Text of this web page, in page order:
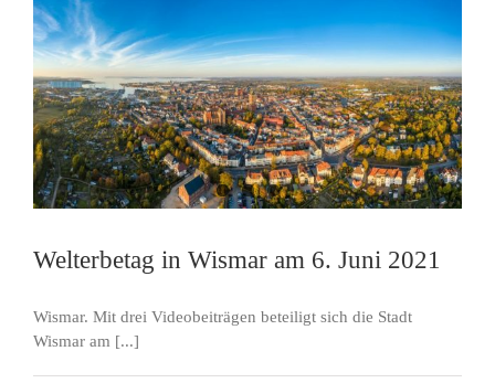
Welterbetag in Wismar am 6. Juni 2021
Wismar. Mit drei Videobeiträgen beteiligt sich die Stadt
Wismar am [...]